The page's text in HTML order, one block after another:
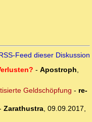
Feed dieser Diskussion
- Apostroph,
Geldschöpfung - re-
Zarathustra, 09.09.2017,